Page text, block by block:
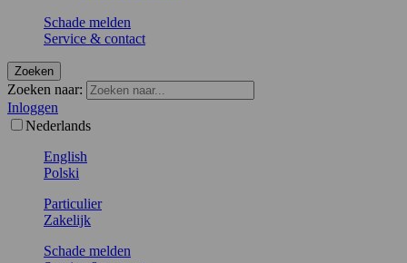
Schade melden
Service & contact
Zoeken
Zoeken naar:
Inloggen
Nederlands
English
Polski
Particulier
Zakelijk
Schade melden